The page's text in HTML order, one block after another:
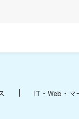
IT・Web・